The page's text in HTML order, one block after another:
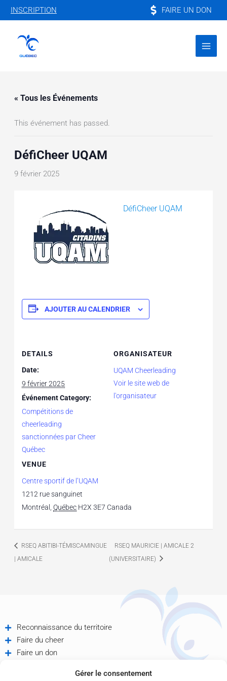
Gérer le consentement
Aller
au
INSCRIPTION FAIRE UN DON
« Tous les Événements
This événement has passed.
DéfiCheer UQAM
9 février 2025
DéfiCheer UQAM
AJOUTER AU CALENDRIER
DETAILS
Date:
9 février 2025
Événement Category:
Compétitions de
cheerleading
sanctionnées par Cheer
Québec
VENUE
Centre sportif de l’UQAM
1212 rue sanguinet
Montréal Québec H2X 3E7 Canada
ORGANISATEUR
UQAM Cheerleading
Voir le site web de
l'organisateur
RSEQ ABITIBI-TÉMISCAMINGUE
| AMICALE
RSEQ MAURICIE | AMICALE 2
(UNIVERSITAIRE)
Reconnaissance du territoire
Faire du cheer
Faire un don